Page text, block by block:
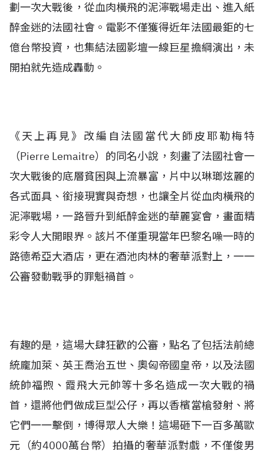
劃一次大戰後，從血肉橫飛的泥濘戰場走出、進入紙
醉金迷的法國社會。電影不僅獲得近年法國最鉅的七
億台幣投資，也集結法國影壇一線巨星擔綱演出，未
開拍就先造成轟動。
《天上再見》改編自法國當代大師皮耶勒梅特
（Pierre Lemaitre）的同名小說，刻畫了法國社會一
次大戰後的底層貧困與上流暴富，片中以琳瑯炫麗的
各式面具、銜接現實與奇想，也讓全片從血肉橫飛的
泥濘戰場，一路晉升到紙醉金迷的華麗宴會，畫面精
彩令人大開眼界。該片不僅重現當年巴黎名噪一時的
路德希亞大酒店，更在酒池肉林的奢華派對上，一一
公審發動戰爭的罪魁禍首。
有趣的是，這場大肆狂歡的公審，點名了包括法前總
統龐加萊、英王喬治五世、奧匈帝國皇帝，以及法國
統帥福煦、霞飛大元帥等十多名造成一次大戰的禍
首，還將他們做成巨型公仔，再以香檳當槍發射、將
它們一一擊倒，博得眾人大樂！這場砸下一百多萬歐
元（約4000萬台幣）拍攝的奢華派對戲，不僅俊男